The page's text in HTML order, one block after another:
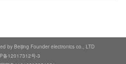
by Beijing Founder electronics co., LTD
备12017312号-3